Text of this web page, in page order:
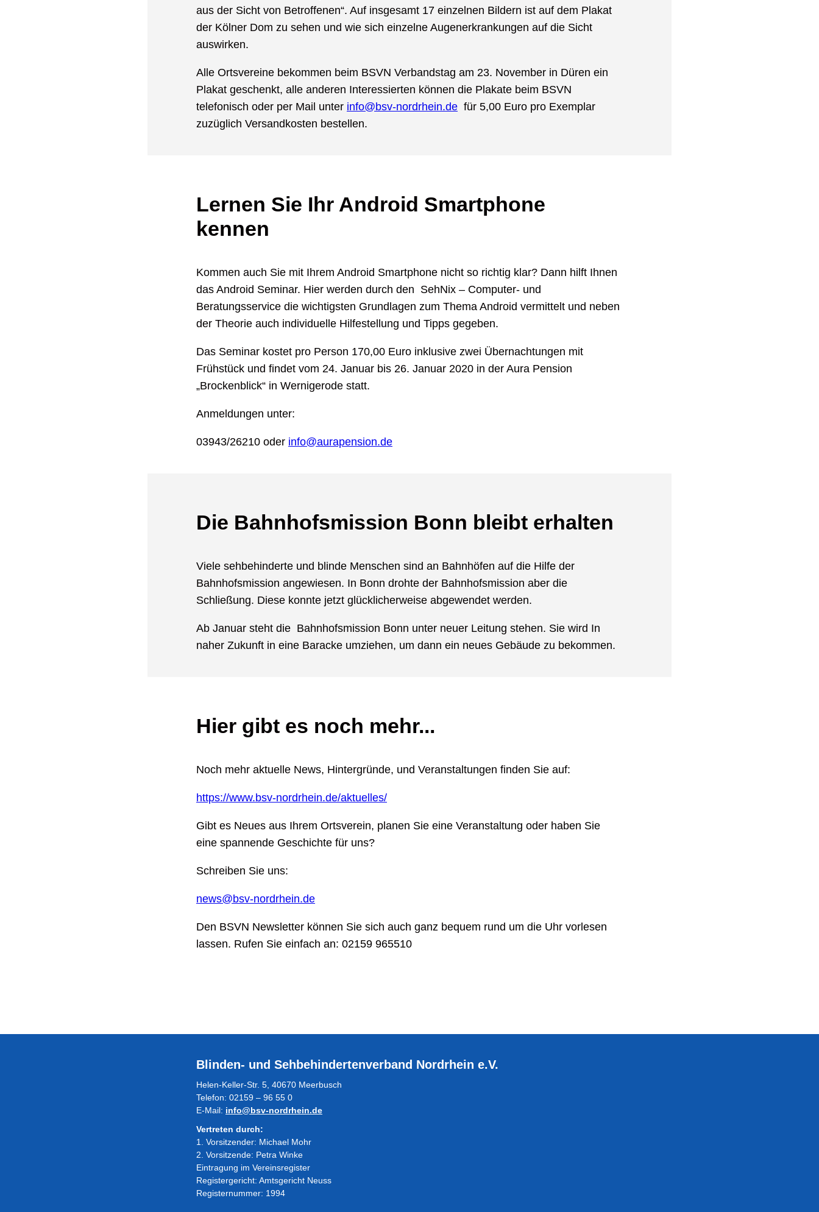
aus der Sicht von Betroffenen“. Auf insgesamt 17 einzelnen Bildern ist auf dem Plakat
der Kölner Dom zu sehen und wie sich einzelne Augenerkrankungen auf die Sicht
auswirken.
Alle Ortsvereine bekommen beim BSVN Verbandstag am 23. November in Düren ein
Plakat geschenkt, alle anderen Interessierten können die Plakate beim BSVN
telefonisch oder per Mail unter info@bsv-nordrhein.de für 5,00 Euro pro Exemplar
zuzüglich Versandkosten bestellen.
Lernen Sie Ihr Android Smartphone
kennen
Kommen auch Sie mit Ihrem Android Smartphone nicht so richtig klar? Dann hilft Ihnen
das Android Seminar. Hier werden durch den SehNix – Computer- und
Beratungsservice die wichtigsten Grundlagen zum Thema Android vermittelt und neben
der Theorie auch individuelle Hilfestellung und Tipps gegeben.
Das Seminar kostet pro Person 170,00 Euro inklusive zwei Übernachtungen mit
Frühstück und findet vom 24. Januar bis 26. Januar 2020 in der Aura Pension
„Brockenblick“ in Wernigerode statt.
Anmeldungen unter:
03943/26210 oder info@aurapension.de
Die Bahnhofsmission Bonn bleibt erhalten
Viele sehbehinderte und blinde Menschen sind an Bahnhöfen auf die Hilfe der
Bahnhofsmission angewiesen. In Bonn drohte der Bahnhofsmission aber die
Schließung. Diese konnte jetzt glücklicherweise abgewendet werden.
Ab Januar steht die Bahnhofsmission Bonn unter neuer Leitung stehen. Sie wird In
naher Zukunft in eine Baracke umziehen, um dann ein neues Gebäude zu bekommen.
Hier gibt es noch mehr...
Noch mehr aktuelle News, Hintergründe, und Veranstaltungen finden Sie auf:
https://www.bsv-nordrhein.de/aktuelles/
Gibt es Neues aus Ihrem Ortsverein, planen Sie eine Veranstaltung oder haben Sie
eine spannende Geschichte für uns?
Schreiben Sie uns:
news@bsv-nordrhein.de
Den BSVN Newsletter können Sie sich auch ganz bequem rund um die Uhr vorlesen
lassen. Rufen Sie einfach an: 02159 965510
Blinden- und Sehbehindertenverband Nordrhein e.V.
Helen-Keller-Str. 5, 40670 Meerbusch
Telefon: 02159 – 96 55 0
E-Mail: info@bsv-nordrhein.de
Vertreten durch:
1. Vorsitzender: Michael Mohr
2. Vorsitzende: Petra Winke
Eintragung im Vereinsregister
Registergericht: Amtsgericht Neuss
Registernummer: 1994